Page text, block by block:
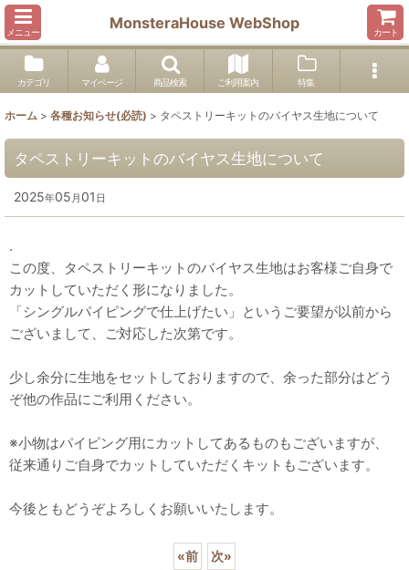
メニュー
MonsteraHouse WebShop
カート
カテゴリ マイページ 商品検索 ご利用案内 特集
ホーム > 各種お知らせ(必読) > タペストリーキットのバイヤス生地について
タペストリーキットのバイヤス生地について
2025年05 月 01 日
.
この度、タペストリーキットのバイヤス生地はお客様ご自身で
カットしていただく形になりました。
「シングルパイピングで仕上げたい」というご要望が以前から
ございまして、ご対応した次第です。
少し余分に生地をセットしておりますので、余った部分はどう
ぞ他の作品にご利用ください。
※小物はパイピング用にカットしてあるものもございますが、
従来通りご自身でカットしていただくキットもございます。
今後ともどうぞよろしくお願いいたします。
«前 次»